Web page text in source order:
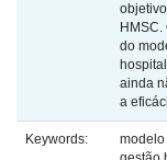
do
ainda
a
Keywords:
modelo